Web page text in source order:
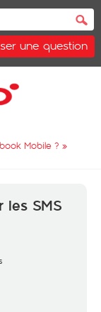
une question
Mobile ? »
les SMS